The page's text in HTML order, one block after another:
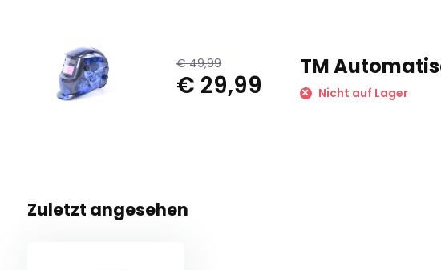
€ 49,99
€ 29,99
TM
Nicht auf Lager
Zuletzt angesehen